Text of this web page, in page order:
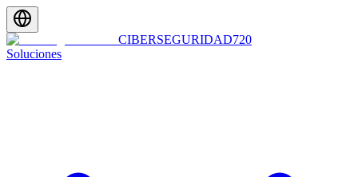
CIBERSEGURIDAD720
Soluciones